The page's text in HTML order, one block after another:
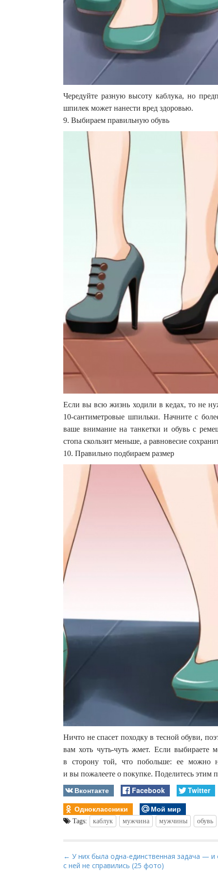
Чередуйте разную высоту каблука, но
шпилек может нанести вред здоровью.
9. Выбираем правильную обувь
Если вы всю жизнь ходили в кедах, то не
10-сантиметровые шпильки. Начните с
ваше внимание на танкетки и обувь с
стопа скользит меньше, а равновесие
10. Правильно подбираем размер
Ничто не спасет походку в тесной обуви,
вам хоть чуть-чуть жмет. Если выбираете
в сторону той, что побольше: ее можно
и вы пожалеете о покупке. Поделитесь этим
Вконтакте Facebook
Twitter
Одноклассники
Мой мир
Tags: каблук мужчина мужчины обувь
P
o
← У них была одна-единственная задача — и
с ней не справились (25 фото)